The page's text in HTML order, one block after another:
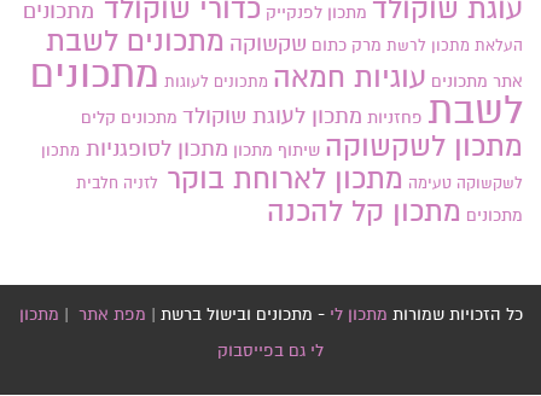
עוגת שוקולד מתכון לפנקייק כדורי שוקולד מתכונים
העלאת מתכון לרשת מרק כתום שקשוקה מתכונים לשבת
אתר מתכונים עוגיות חמאה מתכונים לעוגות מתכונים
לשבת פחזניות מתכון לעוגת שוקולד מתכונים קלים
מתכון לשקשוקה שיתוף מתכון מתכון לסופגניות מתכון
לשקשוקה טעימה מתכון לארוחת בוקר לזניה חלבית
מתכונים מתכון קל להכנה
כל הזכויות שמורות מתכון לי - מתכונים ובישול ברשת | מפת אתר | מתכון
לי גם בפייסבוק